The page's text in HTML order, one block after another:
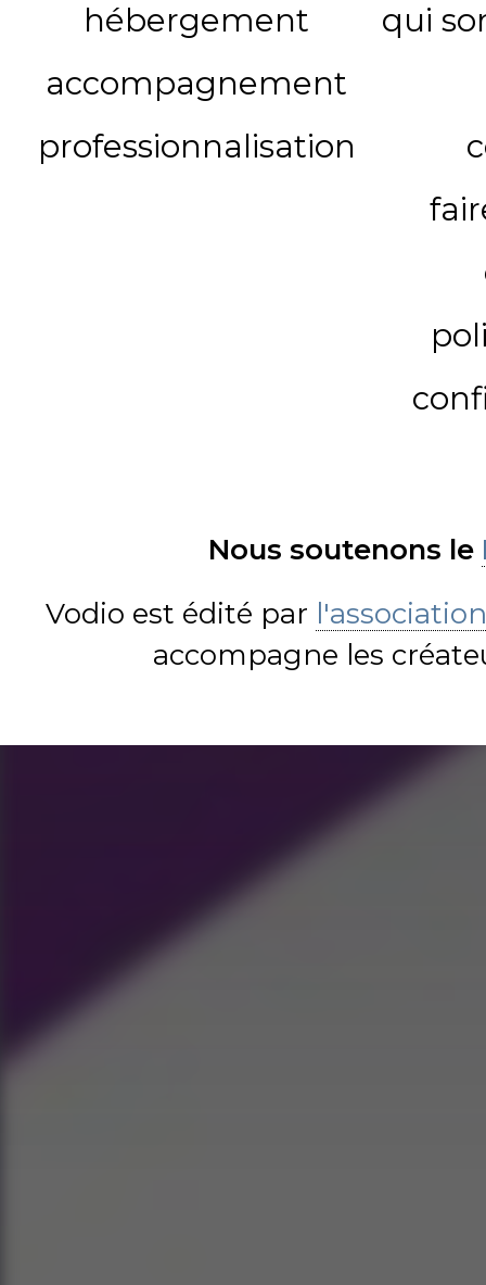
hébergement
accompagnement
professionnalisation
qui